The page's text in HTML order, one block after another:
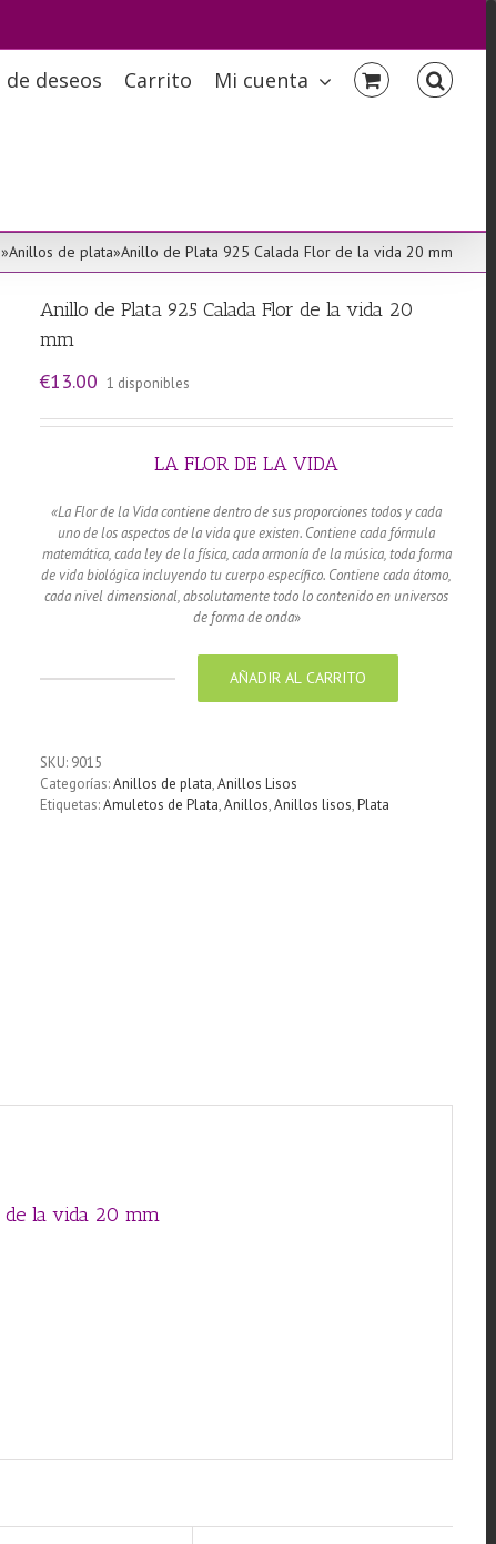
de deseos Carrito Mi cuenta
»Anillos de plata»Anillo de Plata 925 Calada Flor de la vida 20 mm
Anillo de Plata 925 Calada Flor de la vida 20
mm
€13.00 1 disponibles
LA FLOR DE LA VIDA
«La Flor de la Vida contiene dentro de sus proporciones todos y cada
uno de los aspectos de la vida que existen. Contiene cada fórmula
matemática, cada ley de la física, cada armonía de la música, toda forma
de vida biológica incluyendo tu cuerpo específico. Contiene cada átomo,
cada nivel dimensional, absolutamente todo lo contenido en universos
de forma de onda»
Flor
de
AÑADIR AL CARRITO
SKU: 9015
Categorías:Anillos de plata,Anillos Lisos
Etiquetas:Amuletos de Plata,Anillos,Anillos lisos,Plata
de la vida 20 mm